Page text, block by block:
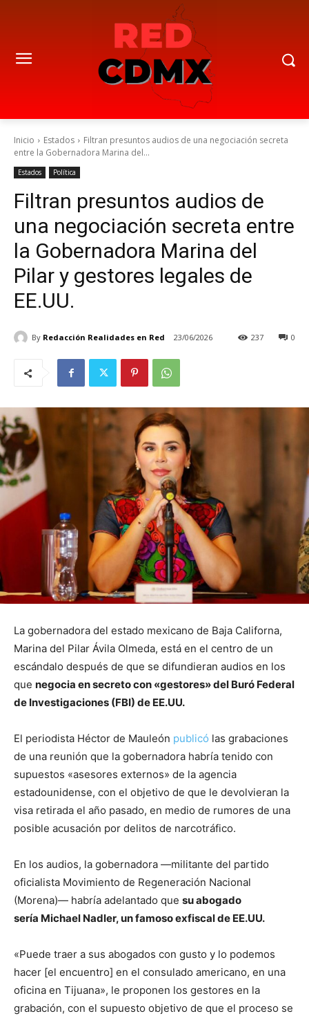
Inicio Estados
Filtran presuntos audios de una negociación secreta
entre la Gobernadora Marina del...
Estados Política
Filtran presuntos audios de
una negociación secreta entre
la Gobernadora Marina del
Pilar y gestores legales de
EE.UU.
By Redacción Realidades en Red 23/06/2026 0
237
La gobernadora del estado mexicano de Baja Californa,
Marina del Pilar Ávila Olmeda, está en el centro de un
escándalo después de que se difundieran audios en los
que negocia en secreto con «gestores» del Buró Federal
de Investigaciones (FBI) de EE.UU.
El periodista Héctor de Mauleón publicó las grabaciones
de una reunión que la gobernadora habría tenido con
supuestos «asesores externos» de la agencia
estadounidense, con el objetivo de que le devolvieran la
visa retirada el año pasado, en medio de rumores de una
posible acusación por delitos de narcotráfico.
En los audios, la gobernadora —militante del partido
oficialista Movimiento de Regeneración Nacional
(Morena)— habría adelantado que su abogado
sería Michael Nadler, un famoso exfiscal de EE.UU.
«Puede traer a sus abogados con gusto y lo podemos
hacer [el encuentro] en el consulado americano, en una
oficina en Tijuana», le proponen los gestores en la
grabación, con el supuesto objetivo de que el proceso se